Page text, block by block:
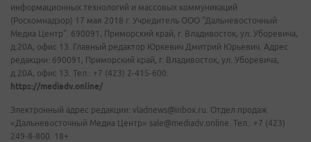
информационных технологий и массовых коммуникаций
(Роскомнадзор) 17 мая 2018 г. Учредитель ООО "Дальневосточный
Медиа Центр". 690091, Приморский край, г. Владивосток, ул. Уборевича,
д.20А, офис 13. Главный редактор Юркевич Дмитрий Юрьевич. Адрес
редакции: 690091, Приморский край, г. Владивосток, ул. Уборевича,
д.20А, офис 13. Тел.: +7 (423) 2-415-600.
https://mediadv.online/
Электронный адрес редакции: vladnews@inbox.ru. Отдел продаж
«Дальневосточный Медиа Центр» sale@mediadv.online. Тел.: +7 (423)
249-8-800. 18+